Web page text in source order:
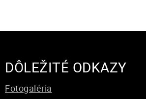
DÔLEŽITÉ ODKAZY
Fotogaléria